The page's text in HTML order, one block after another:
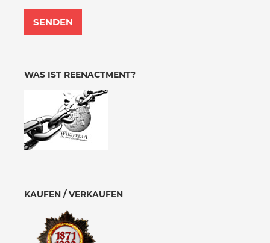
WAS IST REENACTMENT?
KAUFEN / VERKAUFEN